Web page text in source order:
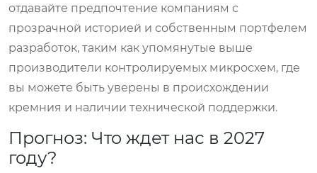
отдавайте предпочтение компаниям с
прозрачной историей и собственным портфелем
разработок, таким как упомянутые выше
производители контролируемых микросхем, где
вы можете быть уверены в происхождении
кремния и наличии технической поддержки.
Прогноз: Что ждет нас в 2027
году?